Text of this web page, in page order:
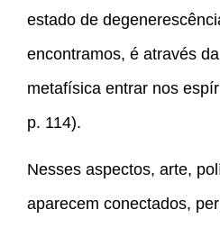
estado de
encontramos, é através
metafísica entrar nos
p. 114).
Nesses aspectos, arte,
aparecem conectados,